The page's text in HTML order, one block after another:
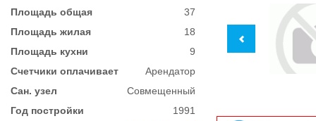
Площадь общая
37
Площадь жилая
18
Площадь кухни
9
Счетчики оплачивает
Арендатор
Сан. узел
Совмещенный
Год постройки
1991